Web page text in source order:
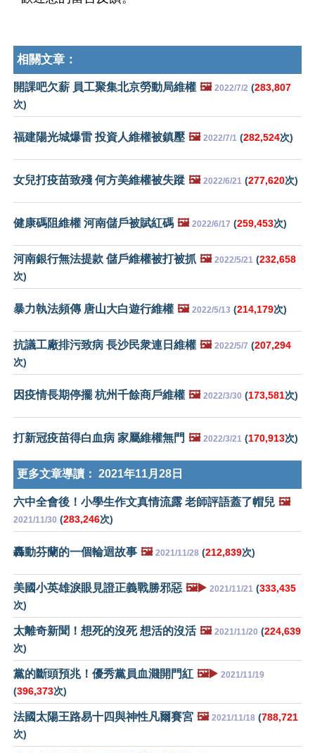
相關文章：
開課吧欠薪 員工聚集北京勞動局維權 🖼️ 2022/7/2 (283,807
次)
福建陽光城爆雷 投資人維權被鎮壓 🖼️ 2022/7/1 (282,524次)
女兒打疫苗致殘 何方美維權被失蹤 🖼️ 2022/6/21 (277,620次)
健康碼阻維權 河南儲戶被賦紅碼 🖼️ 2022/6/17 (259,453次)
河南銀行無法提款 儲戶維權被打被抓 🖼️ 2022/5/21 (232,658
次)
暴力執法頻傳 唐山大白遊行維權 🖼️ 2022/5/13 (214,179次)
抗議工廠排污致病 長沙民衆連日維權 🖼️ 2022/5/7 (207,294
次)
因疫情長期停擺 杭州千餘商戶維權 🖼️ 2022/3/30 (173,581次)
打新冠疫苗得白血病 家屬維權無門 🖼️ 2022/3/21 (170,913次)
更多文章導讀： 2021年11月28日
六中全會後！小學生作文真情流露 老師評語蓋了帽兒 🖼️
2021/11/30 (283,246次)
轟動芬蘭的一個輪迴故事 🖼️ 2021/11/28 (212,839次)
美國小英雄淚眼見證正義戰勝邪惡 🖼️▶️ 2021/11/21 (333,435
次)
太離奇新聞！想死的沒死 想活的沒活 🖼️ 2021/11/20 (224,639
次)
黨的斷頭預兆！優秀黨員血濺開門紅 🖼️▶️ 2021/11/19
(396,373次)
法國太陽王路易十四與神性凡爾賽宮 🖼️ 2021/11/18 (788,721
次)